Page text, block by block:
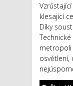
klesající
Díky
metropoli
osvětlení,